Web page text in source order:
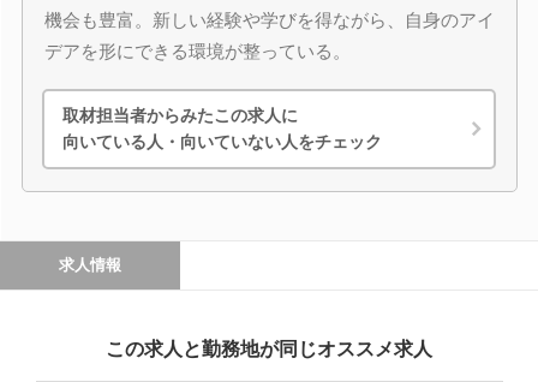
機会も豊富。新しい経験や学びを得ながら、自身のアイ
デアを形にできる環境が整っている。
取材担当者からみたこの求人に
向いている人・向いていない人をチェック
求人情報
この求人と勤務地が同じオススメ求人